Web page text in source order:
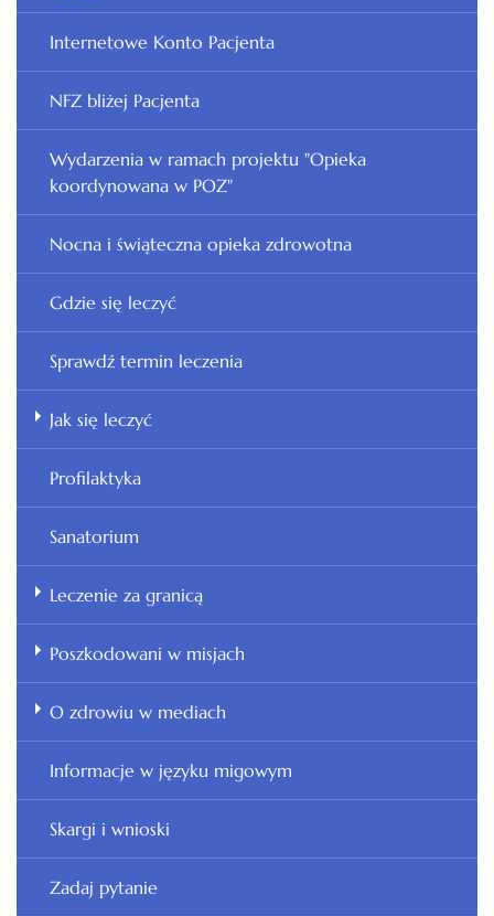
Internetowe Konto Pacjenta
NFZ bliżej Pacjenta
Wydarzenia w ramach projektu "Opieka
koordynowana w POZ"
Nocna i świąteczna opieka zdrowotna
Gdzie się leczyć
Sprawdź termin leczenia
Jak się leczyć
Profilaktyka
Sanatorium
Leczenie za granicą
Poszkodowani w misjach
O zdrowiu w mediach
Informacje w języku migowym
Skargi i wnioski
Zadaj pytanie